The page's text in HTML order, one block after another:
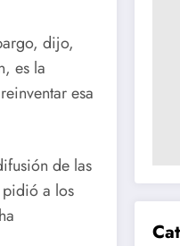
dijo,
es la
esa
de las
pidió a los